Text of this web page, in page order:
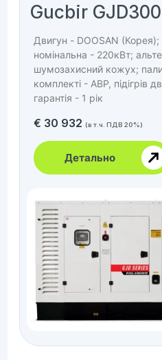
Gucbir GJD300
Двигун - DOOSAN (Корея);
номінальна - 220кВт;
шумозахисний кожух;
комплекті - АВР, підігрів
гарантія - 1 рік
€ 30 932 (в т.ч. ПДВ 20%)
Детально